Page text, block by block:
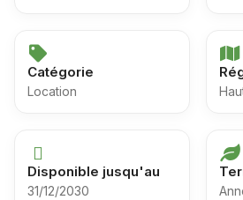
Catégorie
Location
Disponible jusqu'au
31/12/2030